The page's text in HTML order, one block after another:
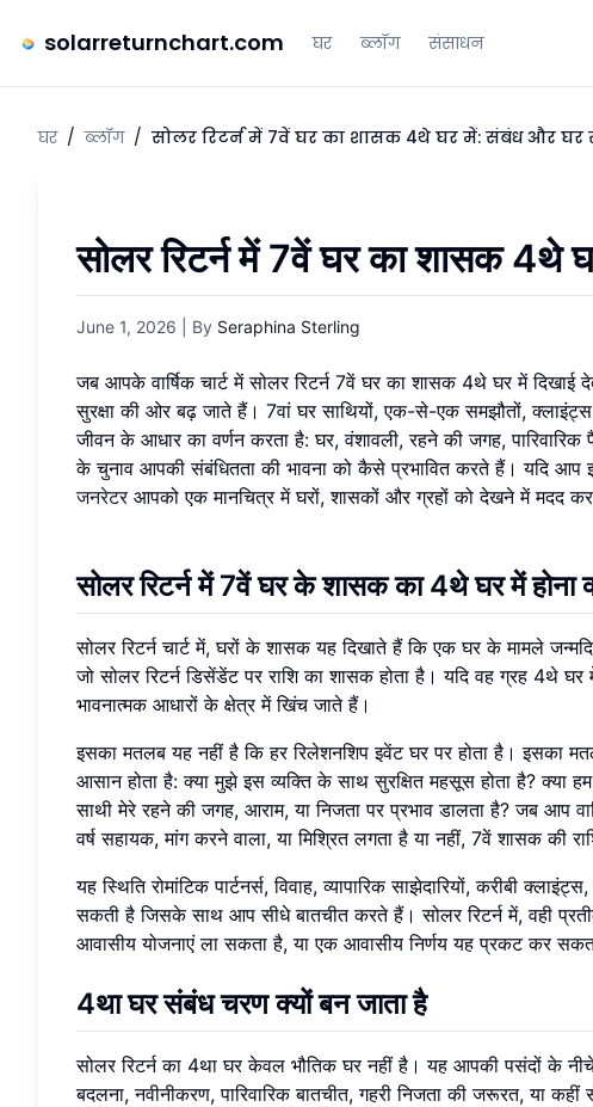
solarreturnchart.com घर ब्लॉग संसाधन
घर / ब्लॉग / सोलर रिटर्न में 7वें घर का शासक 4थे घर में: संबंध और घर
सोलर रिटर्न में 7वें घर का शासक
June 1, 2026 | By Seraphina Sterling
जब आपके वार्षिक चार्ट में सोलर रिटर्न 7वें घर का शासक 4थे घर में
सुरक्षा की ओर बढ़ जाते हैं। 7वां घर साथियों, एक-से-एक समझौतों,
जीवन के आधार का वर्णन करता है: घर, वंशावली, रहने की जगह,
के चुनाव आपकी संबंधितता की भावना को कैसे प्रभावित करते हैं। यदि आप
जनरेटरआपको एक मानचित्र में घरों, शासकों और ग्रहों को देखने में मदद
सोलर रिटर्न में 7वें घर के शासक का 4थे घर में होना
सोलर रिटर्न चार्ट में, घरों के शासक यह दिखाते हैं कि एक घर के मामले
जो सोलर रिटर्न डिसेंडेंट पर राशि का शासक होता है। यदि वह ग्रह 4थे
भावनात्मक आधारों के क्षेत्र में खिंच जाते हैं।
इसका मतलब यह नहीं है कि हर रिलेशनशिप इवेंट घर पर होता है।
आसान होता है: क्या मुझे इस व्यक्ति के साथ सुरक्षित महसूस होता है? क्या हम
साथी मेरे रहने की जगह, आराम, या निजता पर प्रभाव डालता है? जब आप
वर्ष सहायक, मांग करने वाला, या मिश्रित लगता है या नहीं, 7वें शासक की
यह स्थिति रोमांटिक पार्टनर्स, विवाह, व्यापारिक साझेदारियों, करीबी
सकती है जिसके साथ आप सीधे बातचीत करते हैं। सोलर रिटर्न में, वही
आवासीय योजनाएं ला सकता है, या एक आवासीय निर्णय यह प्रकट कर
4था घर संबंध चरण क्यों बन जाता है
सोलर रिटर्न का 4था घर केवल भौतिक घर नहीं है। यह आपकी पसंदों के
बदलना, नवीनीकरण, पारिवारिक बातचीत, गहरी निजता की जरूरत, या